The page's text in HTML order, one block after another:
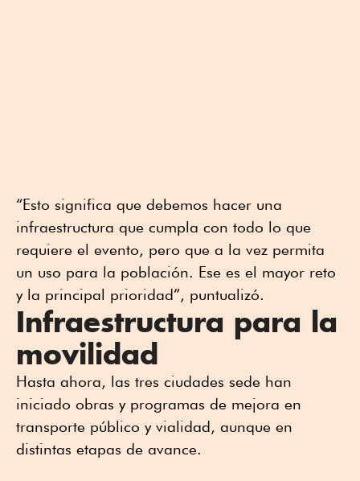
“Esto significa que debemos hacer una
infraestructura que cumpla con todo lo que
requiere el evento, pero que a la vez permita
un uso para la población. Ese es el mayor reto
y la principal prioridad”, puntualizó.
Infraestructura para la
movilidad
Hasta ahora, las tres ciudades sede han
iniciado obras y programas de mejora en
transporte público y vialidad, aunque en
distintas etapas de avance.